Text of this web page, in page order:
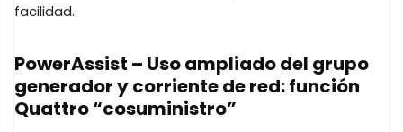
facilidad.
PowerAssist – Uso ampliado del grupo
generador y corriente de red: función
Quattro “cosuministro”